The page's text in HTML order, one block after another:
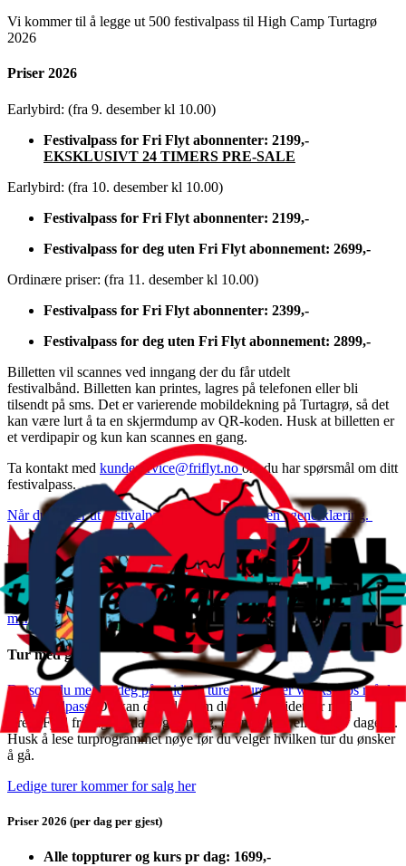
Vi kommer til å legge ut 500 festivalpass til High Camp Turtagrø
2026
Priser 2026
Earlybird: (fra 9. desember kl 10.00)
Festivalpass for Fri Flyt abonnenter: 2199,-
EKSKLUSIVT 24 TIMERS PRE-SALE
Earlybird: (fra 10. desember kl 10.00)
Festivalpass for Fri Flyt abonnenter: 2199,-
Festivalpass for deg uten Fri Flyt abonnement: 2699,-
Ordinære priser: (fra 11. desember kl 10.00)
Festivalpass for Fri Flyt abonnenter: 2399,-
Festivalpass for deg uten Fri Flyt abonnement: 2899,-
Billetten vil scannes ved inngang der du får utdelt
festivalbånd. Billetten kan printes, lagres på telefonen eller bli
tilsendt på sms. Det er varierende mobildekning på Turtagrø, så det
kan være lurt å ta en skjermdump av QR-koden. Husk at billetten er
et verdipapir og kun kan scannes en gang.
Ta kontakt med kundeservice@friflyt.noom du har spørsmål om ditt
festivalpass.
Når du henter ut festivalpasset må du signere en egenerklæring.
Mat
Du kan kjøpe matpass for hele festivalen. Da er det middag torsdag-
lørdag og frokost m/niste fredag-søndag.Mer info om årets priser og
meny finner du her
Tur med guide
Dersom du melder deg på guidede turer, kurs eller workshops må du
ha festivalpass.
Du kan da velge om du vil gå guidet tur med
BreogFjell fredag, lørdag og søndag, eventuelt en eller to av dagene.
Husk å lese turprogrammet nøye før du velger hvilken tur du ønsker
å gå.
Ledige turer kommer for salg her
Priser 2026 (per dag per gjest)
Alle toppturer og kurs pr dag: 1699,-